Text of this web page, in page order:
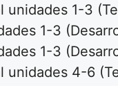
unidades 1-3
1-3
1-3
unidades 4-6